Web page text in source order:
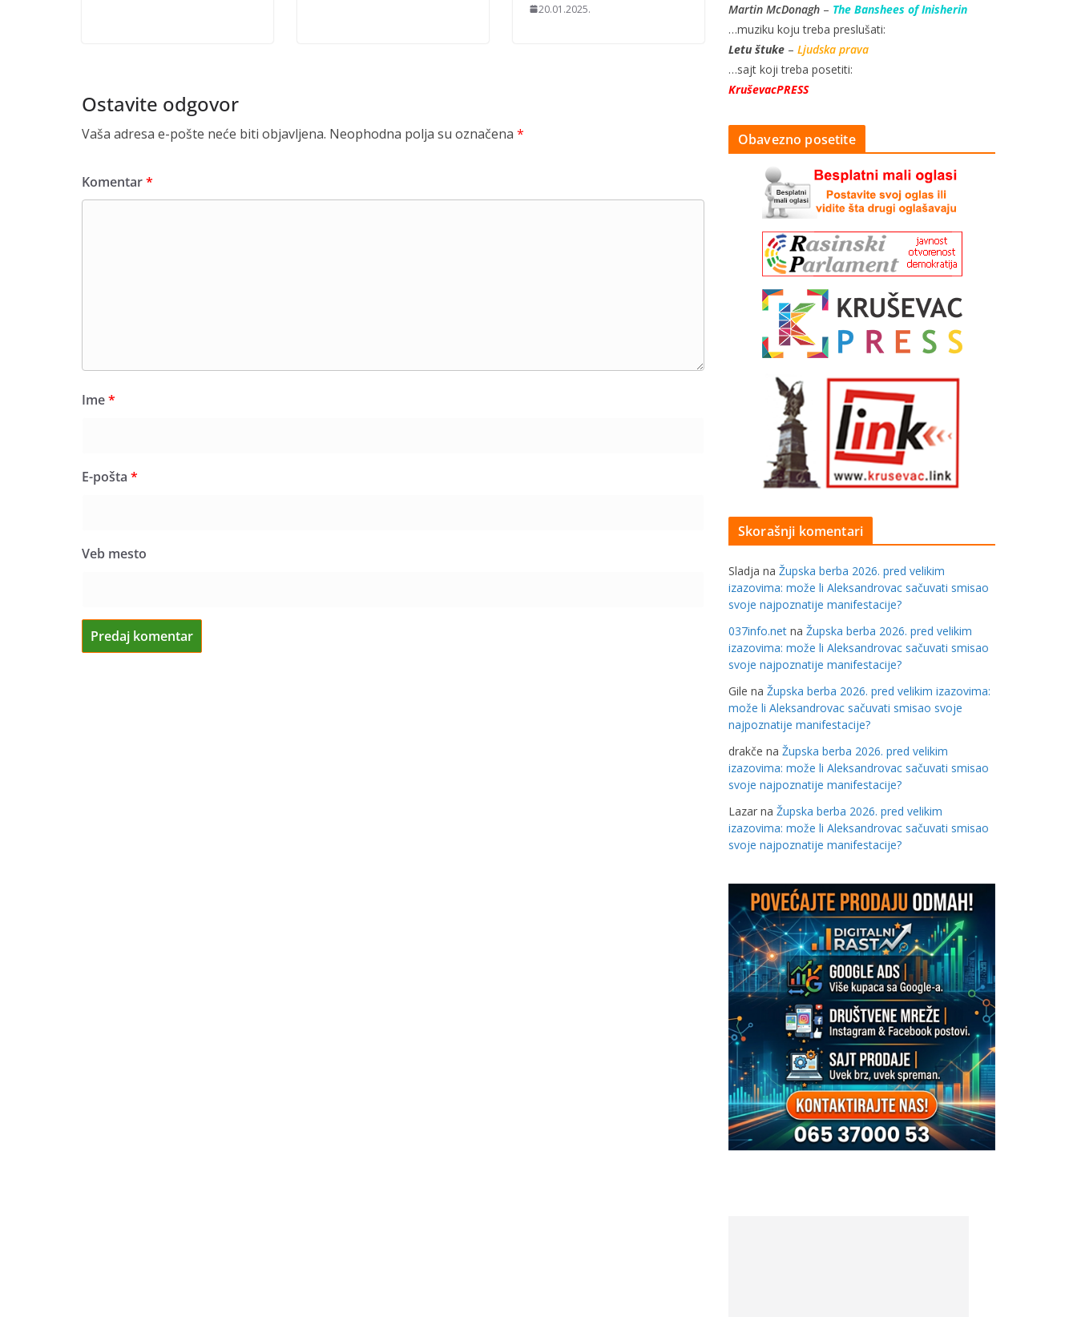
20.01.2025.
Ostavite odgovor
Vaša adresa e-pošte neće biti objavljena. Neophodna polja su označena *
Komentar*
Ime*
E-pošta *
Veb mesto
Martin McDonagh – The Banshees of Inisherin
…muziku koju treba preslušati:
Letu štuke – Ljudska prava
…sajt koji treba posetiti:
KruševacPRESS
Obavezno posetite
Skorašnji komentari
Sladja na Župska berba 2026. pred velikim
izazovima: može li Aleksandrovac sačuvati smisao
svoje najpoznatije manifestacije?
037info.net na Župska berba 2026. pred velikim
izazovima: može li Aleksandrovac sačuvati smisao
svoje najpoznatije manifestacije?
Gile na Župska berba 2026. pred velikim izazovima:
može li Aleksandrovac sačuvati smisao svoje
najpoznatije manifestacije?
drakče na Župska berba 2026. pred velikim
izazovima: može li Aleksandrovac sačuvati smisao
svoje najpoznatije manifestacije?
Lazar na Župska berba 2026. pred velikim
izazovima: može li Aleksandrovac sačuvati smisao
svoje najpoznatije manifestacije?